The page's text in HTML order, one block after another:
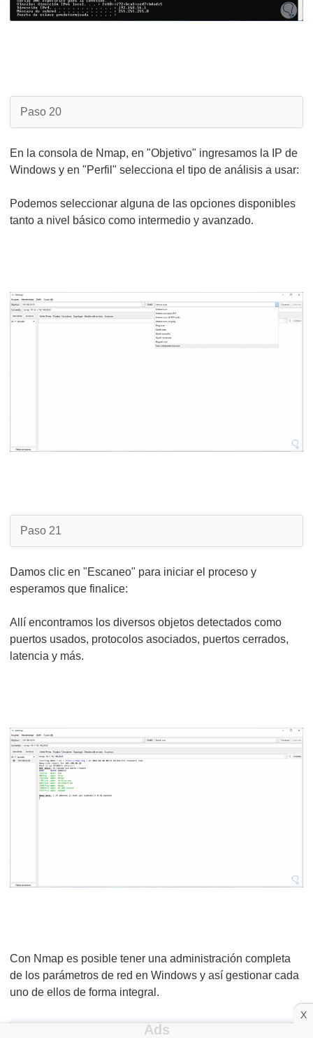
Paso 20
En la consola de Nmap, en "Objetivo" ingresamos la IP de
Windows y en "Perfil" selecciona el tipo de análisis a usar:
Podemos seleccionar alguna de las opciones disponibles
tanto a nivel básico como intermedio y avanzado.
Paso 21
Damos clic en "Escaneo" para iniciar el proceso y
esperamos que finalice:
Allí encontramos los diversos objetos detectados como
puertos usados, protocolos asociados, puertos cerrados,
latencia y más.
Con Nmap es posible tener una administración completa
de los parámetros de red en Windows y así gestionar cada
uno de ellos de forma integral.
X